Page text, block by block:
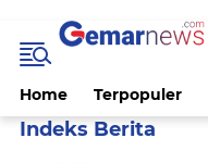
Home Terpopuler